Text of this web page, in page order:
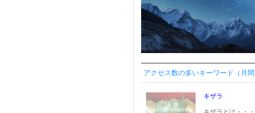
アクセス数の多いキーワード（月間
キザラ
キザラとは・・